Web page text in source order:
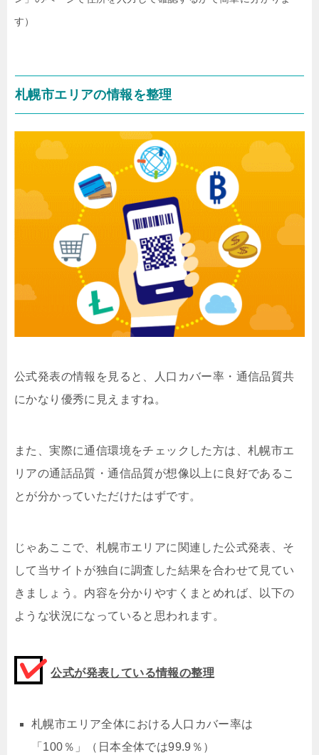
す）
札幌市エリアの情報を整理
公式発表の情報を見ると、人口カバー率・通信品質共
にかなり優秀に見えますね。
また、実際に通信環境をチェックした方は、札幌市エ
リアの通話品質・通信品質が想像以上に良好であるこ
とが分かっていただけたはずです。
じゃあここで、札幌市エリアに関連した公式発表、そ
して当サイトが独自に調査した結果を合わせて見てい
きましょう。内容を分かりやすくまとめれば、以下の
ような状況になっていると思われます。
公式が発表している情報の整理
札幌市エリア全体における人口カバー率は
「100％」（日本全体では99.9％）